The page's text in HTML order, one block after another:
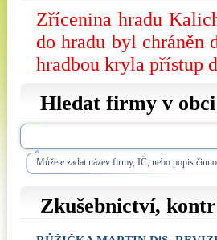
Zřícenina hradu
do hradu byl chráněn
hradbou kryla přístup
Hledat firmy v
Můžete zadat název firmy, IČ, nebo popis
Zkušebnictví,